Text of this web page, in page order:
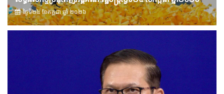
ថ្ងៃទី២៤ ខែ​កក្កដា ឆ្នាំ ២០២៦